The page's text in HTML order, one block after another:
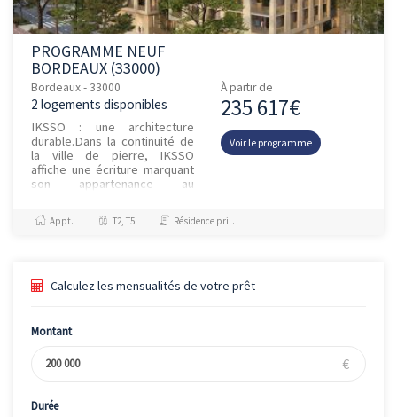
PROGRAMME NEUF
BORDEAUX (33000)
Bordeaux - 33000
2 logements disponibles
IKSSO : une architecture
durable.Dans la continuité de
la ville de pierre, IKSSO
affiche une écriture marquant
son appartenance au
s’affirmant comme une r...
À partir de
235 617€
Voir le programme
Appt. T2, T5 Résidence principale / PTZ, Investissement et Défiscalisation
Calculez les mensualités de votre prêt
Montant
€
Durée